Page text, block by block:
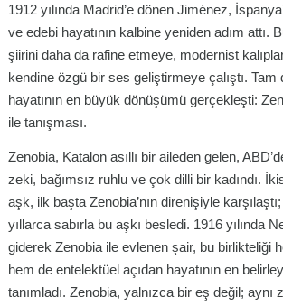
1912 yılında Madrid’e dönen Jiménez,
ve edebi hayatının kalbine yeniden adım attı.
şiirini daha da rafine etmeye, modernist
kendine özgü bir ses geliştirmeye çalıştı. Tam
hayatının en büyük dönüşümü gerçekleşti:
ile tanışması.
Zenobia, Katalon asıllı bir aileden gelen,
zeki, bağımsız ruhlu ve çok dilli bir kadındı.
aşk, ilk başta Zenobia’nın direnişiyle
yıllarca sabırla bu aşkı besledi. 1916 yılında
giderek Zenobia ile evlenen şair, bu birlikteliği
hem de entelektüel açıdan hayatının en
tanımladı. Zenobia, yalnızca bir eş değil; aynı